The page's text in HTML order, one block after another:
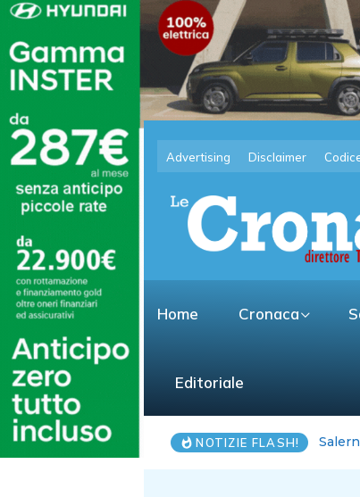
Advertising Disclaimer
Home Cronaca
Editoriale
NOTIZIE FLASH! Una